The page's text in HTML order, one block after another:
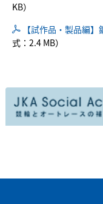
KB）
【試作品・製品編
式：2.4 MB）